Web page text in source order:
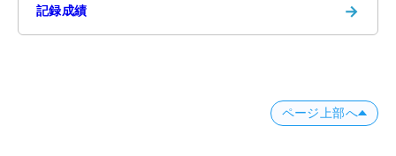
記録成績 →
ページ上部へ